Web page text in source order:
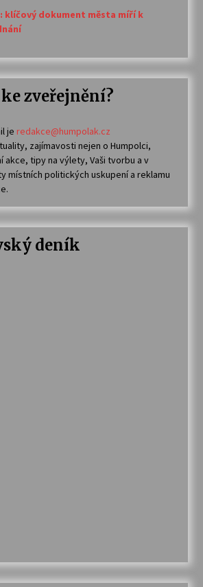
klíčový dokument města míří k
zveřejnění?
je redakce@humpolak.cz
zajímavosti nejen o Humpolci,
akce, tipy na výlety, Vaši tvorbu a v
místních politických uskupení a reklamu
deník